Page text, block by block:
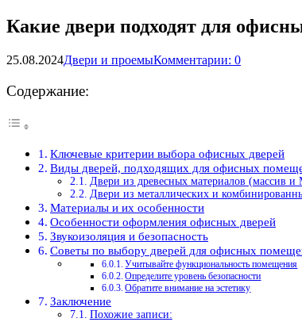
Какие двери подходят для
25.08.2024Двери и проемыКомментарии: 0
Содержание:
Ключевые критерии выбора офисных дверей
Виды дверей, подходящих для офисных
Двери из древесных материалов (массив
Двери из металлических и
Материалы и их особенности
Особенности оформления офисных дверей
Звукоизоляция и безопасность
Советы по выбору дверей для офисных
Учитывайте функциональность помещения
Определите уровень безопасности
Обратите внимание на эстетику
Заключение
Похожие записи: